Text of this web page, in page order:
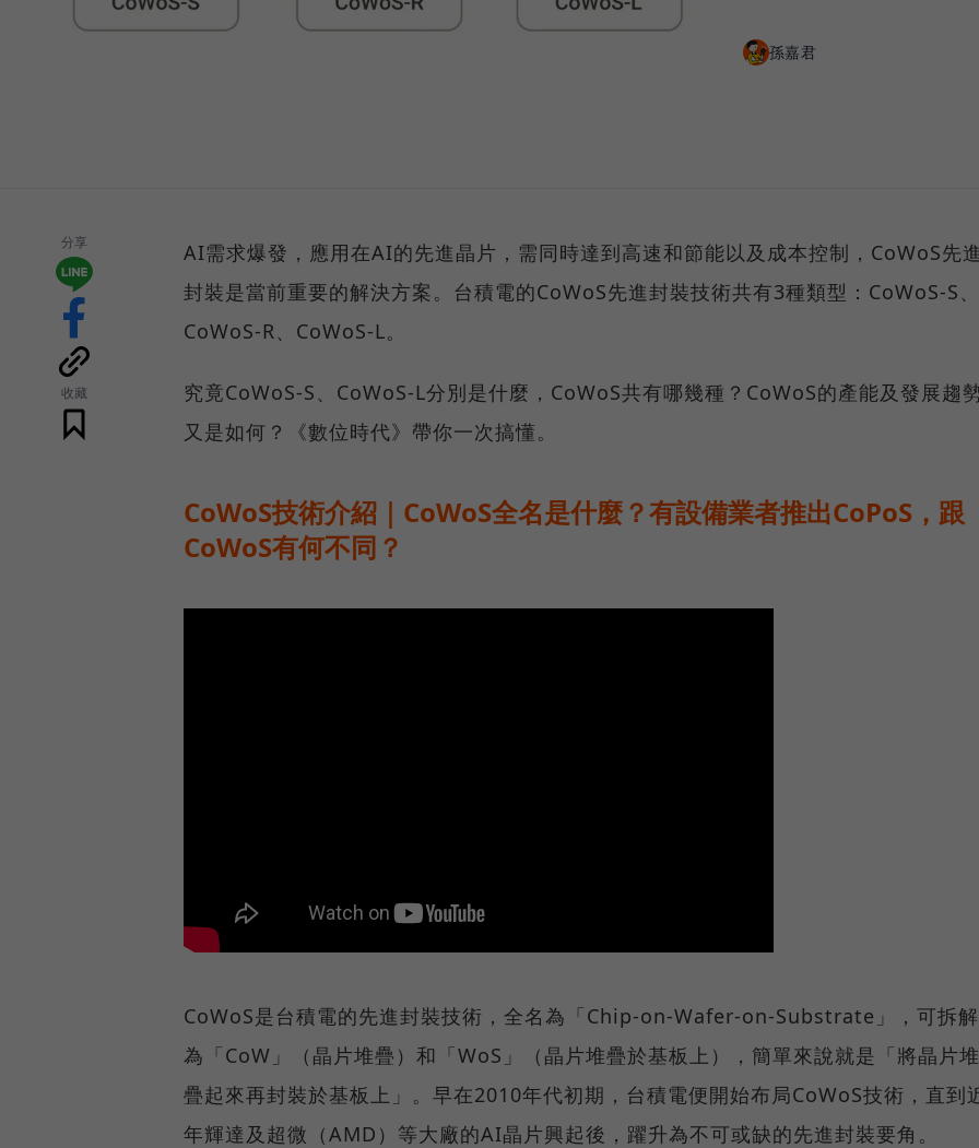
孫嘉君
分享
收藏
AI需求爆發，應用在AI的先進晶片，需同時達到高速和節能以及成本控制，CoWoS先
封裝是當前重要的解決方案。台積電的CoWoS先進封裝技術共有3種類型：CoWoS-S、
CoWoS-R、CoWoS-L。
究竟CoWoS-S、CoWoS-L分別是什麼，CoWoS共有哪幾種？CoWoS的產能及發展趨
又是如何？《數位時代》帶你一次搞懂。
CoWoS技術介紹｜CoWoS全名是什麼？有設備業者推出CoPoS，跟
CoWoS有何不同？
CoWoS是台積電的先進封裝技術，全名為「Chip-on-Wafer-on-Substrate」，可拆解
為「CoW」（晶片堆疊）和「WoS」（晶片堆疊於基板上），簡單來說就是「將晶片堆
疊起來再封裝於基板上」。早在2010年代初期，台積電便開始布局CoWoS技術，直到
年輝達及超微（AMD）等大廠的AI晶片興起後，躍升為不可或缺的先進封裝要角。